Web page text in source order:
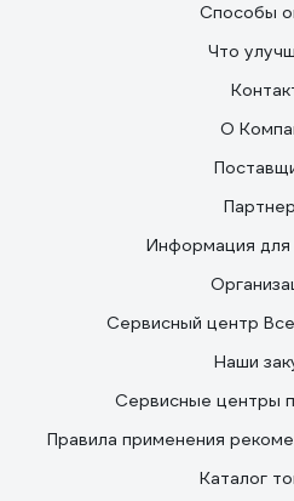
Способы
Что
О
Информация для
Сервисный центр
Наши
Сервисные центры
Правила применения
Каталог